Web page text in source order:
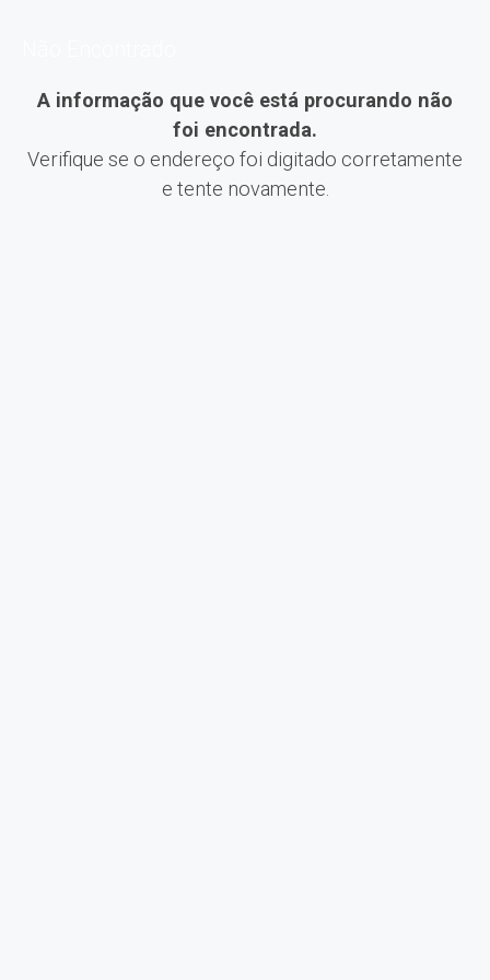
A informação que você está procurando não
foi encontrada.
Verifique se o endereço foi digitado corretamente
e tente novamente.